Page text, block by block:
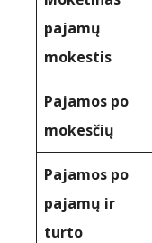
pajamų
mokestis
Pajamos po
mokesčių
Pajamos po
pajamų ir
turto